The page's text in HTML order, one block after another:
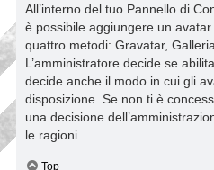
All’interno del tuo Pannello di
è possibile aggiungere un
quattro metodi: Gravatar,
L’amministratore decide se
decide anche il modo in cui gli
disposizione. Se non ti è
una decisione
le ragioni.
Top